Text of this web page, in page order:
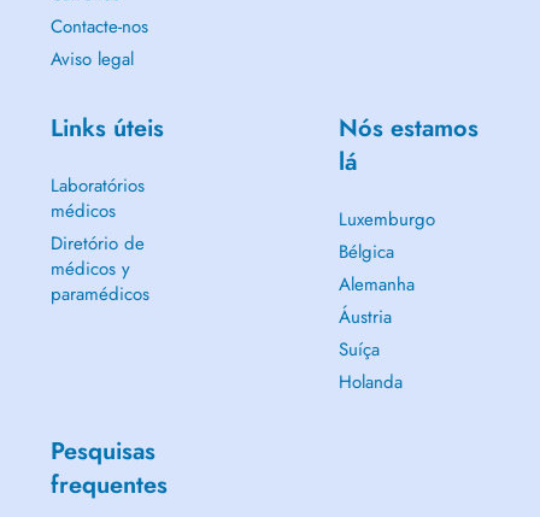
Contacte-nos
Aviso legal
Links úteis
Laboratórios
médicos
Diretório de
médicos y
paramédicos
Nós estamos
lá
Luxemburgo
Bélgica
Alemanha
Áustria
Suíça
Holanda
Pesquisas
frequentes